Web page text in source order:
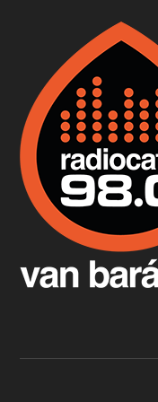
Boston,
Apr 9, 2026 • 00:37:17
Fermentáljunk,
Apr 3, 2026 • 00:36:07